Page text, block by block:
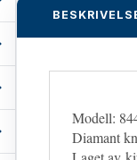
Modell:
Diamant